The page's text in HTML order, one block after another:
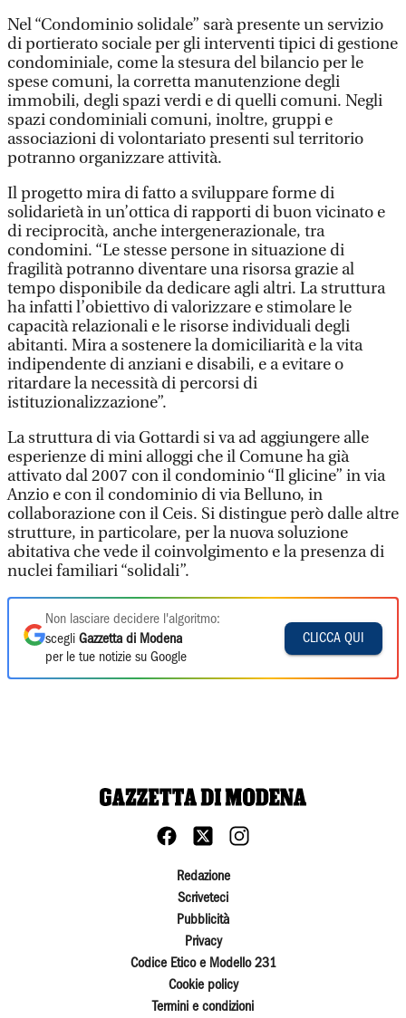
Nel “Condominio solidale” sarà presente un servizio
di portierato sociale per gli interventi tipici di gestione
condominiale, come la stesura del bilancio per le
spese comuni, la corretta manutenzione degli
immobili, degli spazi verdi e di quelli comuni. Negli
spazi condominiali comuni, inoltre, gruppi e
associazioni di volontariato presenti sul territorio
potranno organizzare attività.
Il progetto mira di fatto a sviluppare forme di
solidarietà in un’ottica di rapporti di buon vicinato e
di reciprocità, anche intergenerazionale, tra
condomini. “Le stesse persone in situazione di
fragilità potranno diventare una risorsa grazie al
tempo disponibile da dedicare agli altri. La struttura
ha infatti l’obiettivo di valorizzare e stimolare le
capacità relazionali e le risorse individuali degli
abitanti. Mira a sostenere la domiciliarità e la vita
indipendente di anziani e disabili, e a evitare o
ritardare la necessità di percorsi di
istituzionalizzazione”.
La struttura di via Gottardi si va ad aggiungere alle
esperienze di mini alloggi che il Comune ha già
attivato dal 2007 con il condominio “Il glicine” in via
Anzio e con il condominio di via Belluno, in
collaborazione con il Ceis. Si distingue però dalle altre
strutture, in particolare, per la nuova soluzione
abitativa che vede il coinvolgimento e la presenza di
nuclei familiari “solidali”.
Non lasciare decidere l'algoritmo:
scegli Gazzetta di Modena
per le tue notizie su Google
CLICCA QUI
Redazione
Scriveteci
Pubblicità
Privacy
Codice Etico e Modello 231
Cookie policy
Termini e condizioni